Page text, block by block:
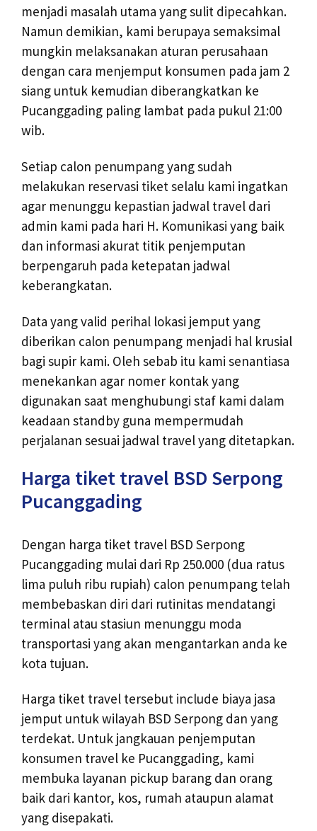
menjadi masalah utama yang sulit dipecahkan.
Namun demikian, kami berupaya semaksimal
mungkin melaksanakan aturan perusahaan
dengan cara menjemput konsumen pada jam 2
siang untuk kemudian diberangkatkan ke
Pucanggading paling lambat pada pukul 21:00
wib.
Setiap calon penumpang yang sudah
melakukan reservasi tiket selalu kami ingatkan
agar menunggu kepastian jadwal travel dari
admin kami pada hari H. Komunikasi yang baik
dan informasi akurat titik penjemputan
berpengaruh pada ketepatan jadwal
keberangkatan.
Data yang valid perihal lokasi jemput yang
diberikan calon penumpang menjadi hal krusial
bagi supir kami. Oleh sebab itu kami senantiasa
menekankan agar nomer kontak yang
digunakan saat menghubungi staf kami dalam
keadaan standby guna mempermudah
perjalanan sesuai jadwal travel yang ditetapkan.
Harga tiket travel BSD Serpong
Pucanggading
Dengan harga tiket travel BSD Serpong
Pucanggading mulai dari Rp 250.000 (dua ratus
lima puluh ribu rupiah) calon penumpang telah
membebaskan diri dari rutinitas mendatangi
terminal atau stasiun menunggu moda
transportasi yang akan mengantarkan anda ke
kota tujuan.
Harga tiket travel tersebut include biaya jasa
jemput untuk wilayah BSD Serpong dan yang
terdekat. Untuk jangkauan penjemputan
konsumen travel ke Pucanggading, kami
membuka layanan pickup barang dan orang
baik dari kantor, kos, rumah ataupun alamat
yang disepakati.